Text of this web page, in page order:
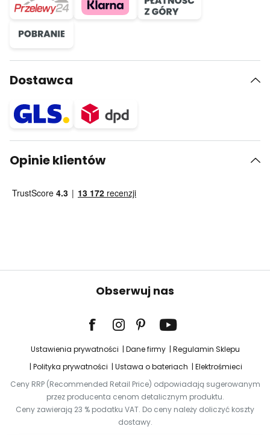
Dostawca
Opinie klientów
Obserwuj nas
Ustawienia prywatności Dane firmy
Regulamin Sklepu
Polityka prywatności
Ustawa o bateriach
Elektrośmieci
Ceny RRP (Recommended Retail Price) odpowiadają sugerowanym
przez producenta cenom detalicznym produktu.
Ceny zawierają 23 % podatku VAT. Do ceny należy doliczyć koszty
dostawy.